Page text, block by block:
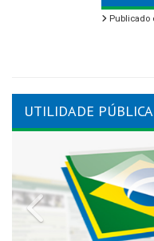
Publicado
UTILIDADE PÚBLICA
Previous